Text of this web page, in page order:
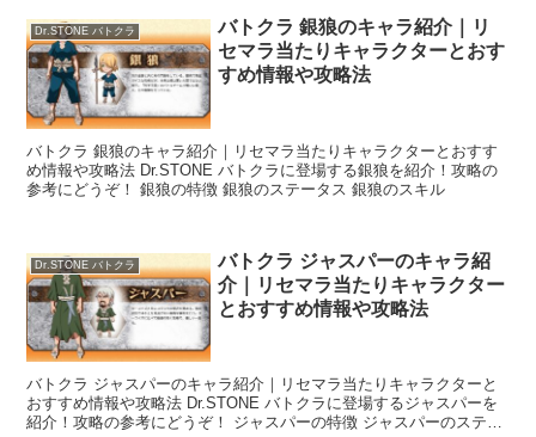
Dr.STONE バトクラ
バトクラ 銀狼のキャラ紹介｜リ
セマラ当たりキャラクターとおす
すめ情報や攻略法
バトクラ 銀狼のキャラ紹介｜リセマラ当たりキャラクターとおすす
め情報や攻略法 Dr.STONE バトクラに登場する銀狼を紹介！攻略の
参考にどうぞ！ 銀狼の特徴 銀狼のステータス 銀狼のスキル
Dr.STONE バトクラ
バトクラ ジャスパーのキャラ紹
介｜リセマラ当たりキャラクター
とおすすめ情報や攻略法
バトクラ ジャスパーのキャラ紹介｜リセマラ当たりキャラクターと
おすすめ情報や攻略法 Dr.STONE バトクラに登場するジャスパーを
紹介！攻略の参考にどうぞ！ ジャスパーの特徴 ジャスパーのステー